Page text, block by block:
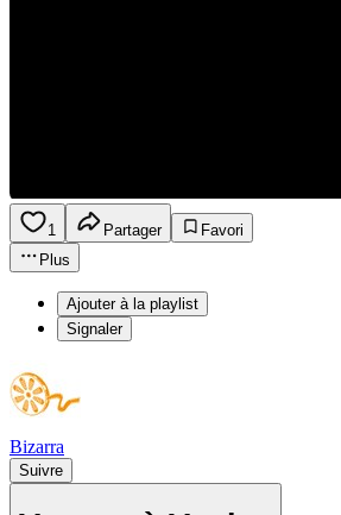
1 Partager
Favori
Plus
Ajouter à la playlist
Signaler
Bizarra
Suivre